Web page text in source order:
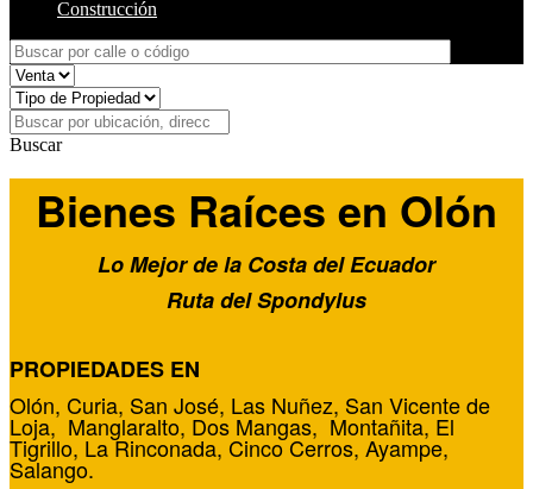
Construcción
Buscar
Bienes Raíces en Olón
Lo Mejor de la Costa del Ecuador
Ruta del Spondylus
PROPIEDADES EN
Olón, Curia, San José, Las Nuñez, San Vicente de
Loja, Manglaralto, Dos Mangas, Montañita, El
Tigrillo, La Rinconada, Cinco Cerros, Ayampe,
Salango.